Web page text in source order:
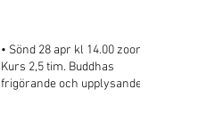
• Sönd 28 apr kl 14.00 zoom.
Kurs 2,5 tim. Buddhas
frigörande och upplysande